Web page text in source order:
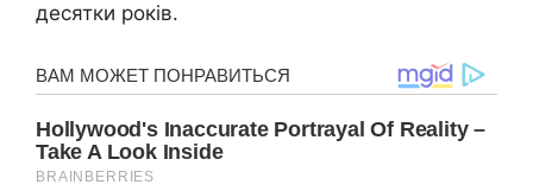
десятки років.